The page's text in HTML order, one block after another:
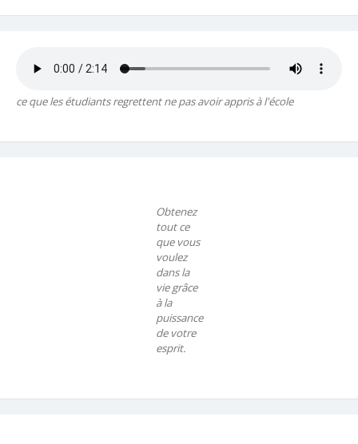
ce que les étudiants regrettent ne pas avoir appris à l'école
Obtenez
tout ce
que vous
voulez
dans la
vie grâce
à la
puissance
de votre
esprit.